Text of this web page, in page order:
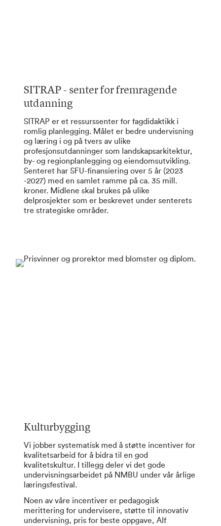
SITRAP - senter for fremragende
utdanning
SITRAP er et ressurssenter for fagdidaktikk i
romlig planlegging. Målet er bedre undervisning
og læring i og på tvers av ulike
profesjonsutdanninger som landskapsarkitektur,
by- og regionplanlegging og eiendomsutvikling.
Senteret har SFU-finansiering over 5 år (2023
-2027) med en samlet ramme på ca. 35 mill.
kroner. Midlene skal brukes på ulike
delprosjekter som er beskrevet under senterets
tre strategiske områder.
Kulturbygging
Vi jobber systematisk med å støtte incentiver for
kvalitetsarbeid for å bidra til en god
kvalitetskultur. I tillegg deler vi det gode
undervisningsarbeidet på NMBU under vår årlige
læringsfestival.
Noen av våre incentiver er pedagogisk
merittering for undervisere, støtte til innovativ
undervisning, pris for beste oppgave, Alf